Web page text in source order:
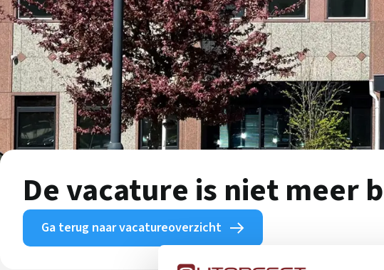
De vacature is niet meer
Ga terug naar vacatureoverzicht